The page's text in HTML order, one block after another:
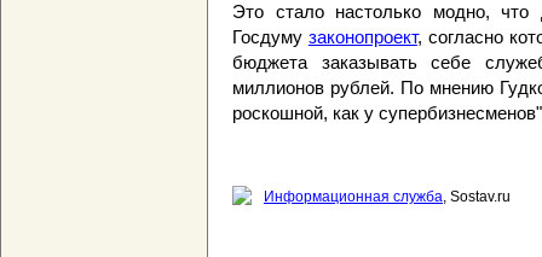
Это стало настолько модно, что
Госдуму законопроект, согласно
бюджета заказывать себе
миллионов рублей. По мнению
роскошной, как у
Информационная служба, Sostav.ru